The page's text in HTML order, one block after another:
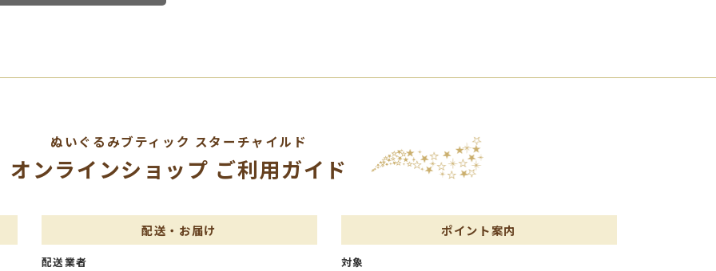
ぬいぐるみブティック スターチャイルド
オンラインショップ ご利用ガイド
配送・お届け
配送業者
ポイント案内
対象